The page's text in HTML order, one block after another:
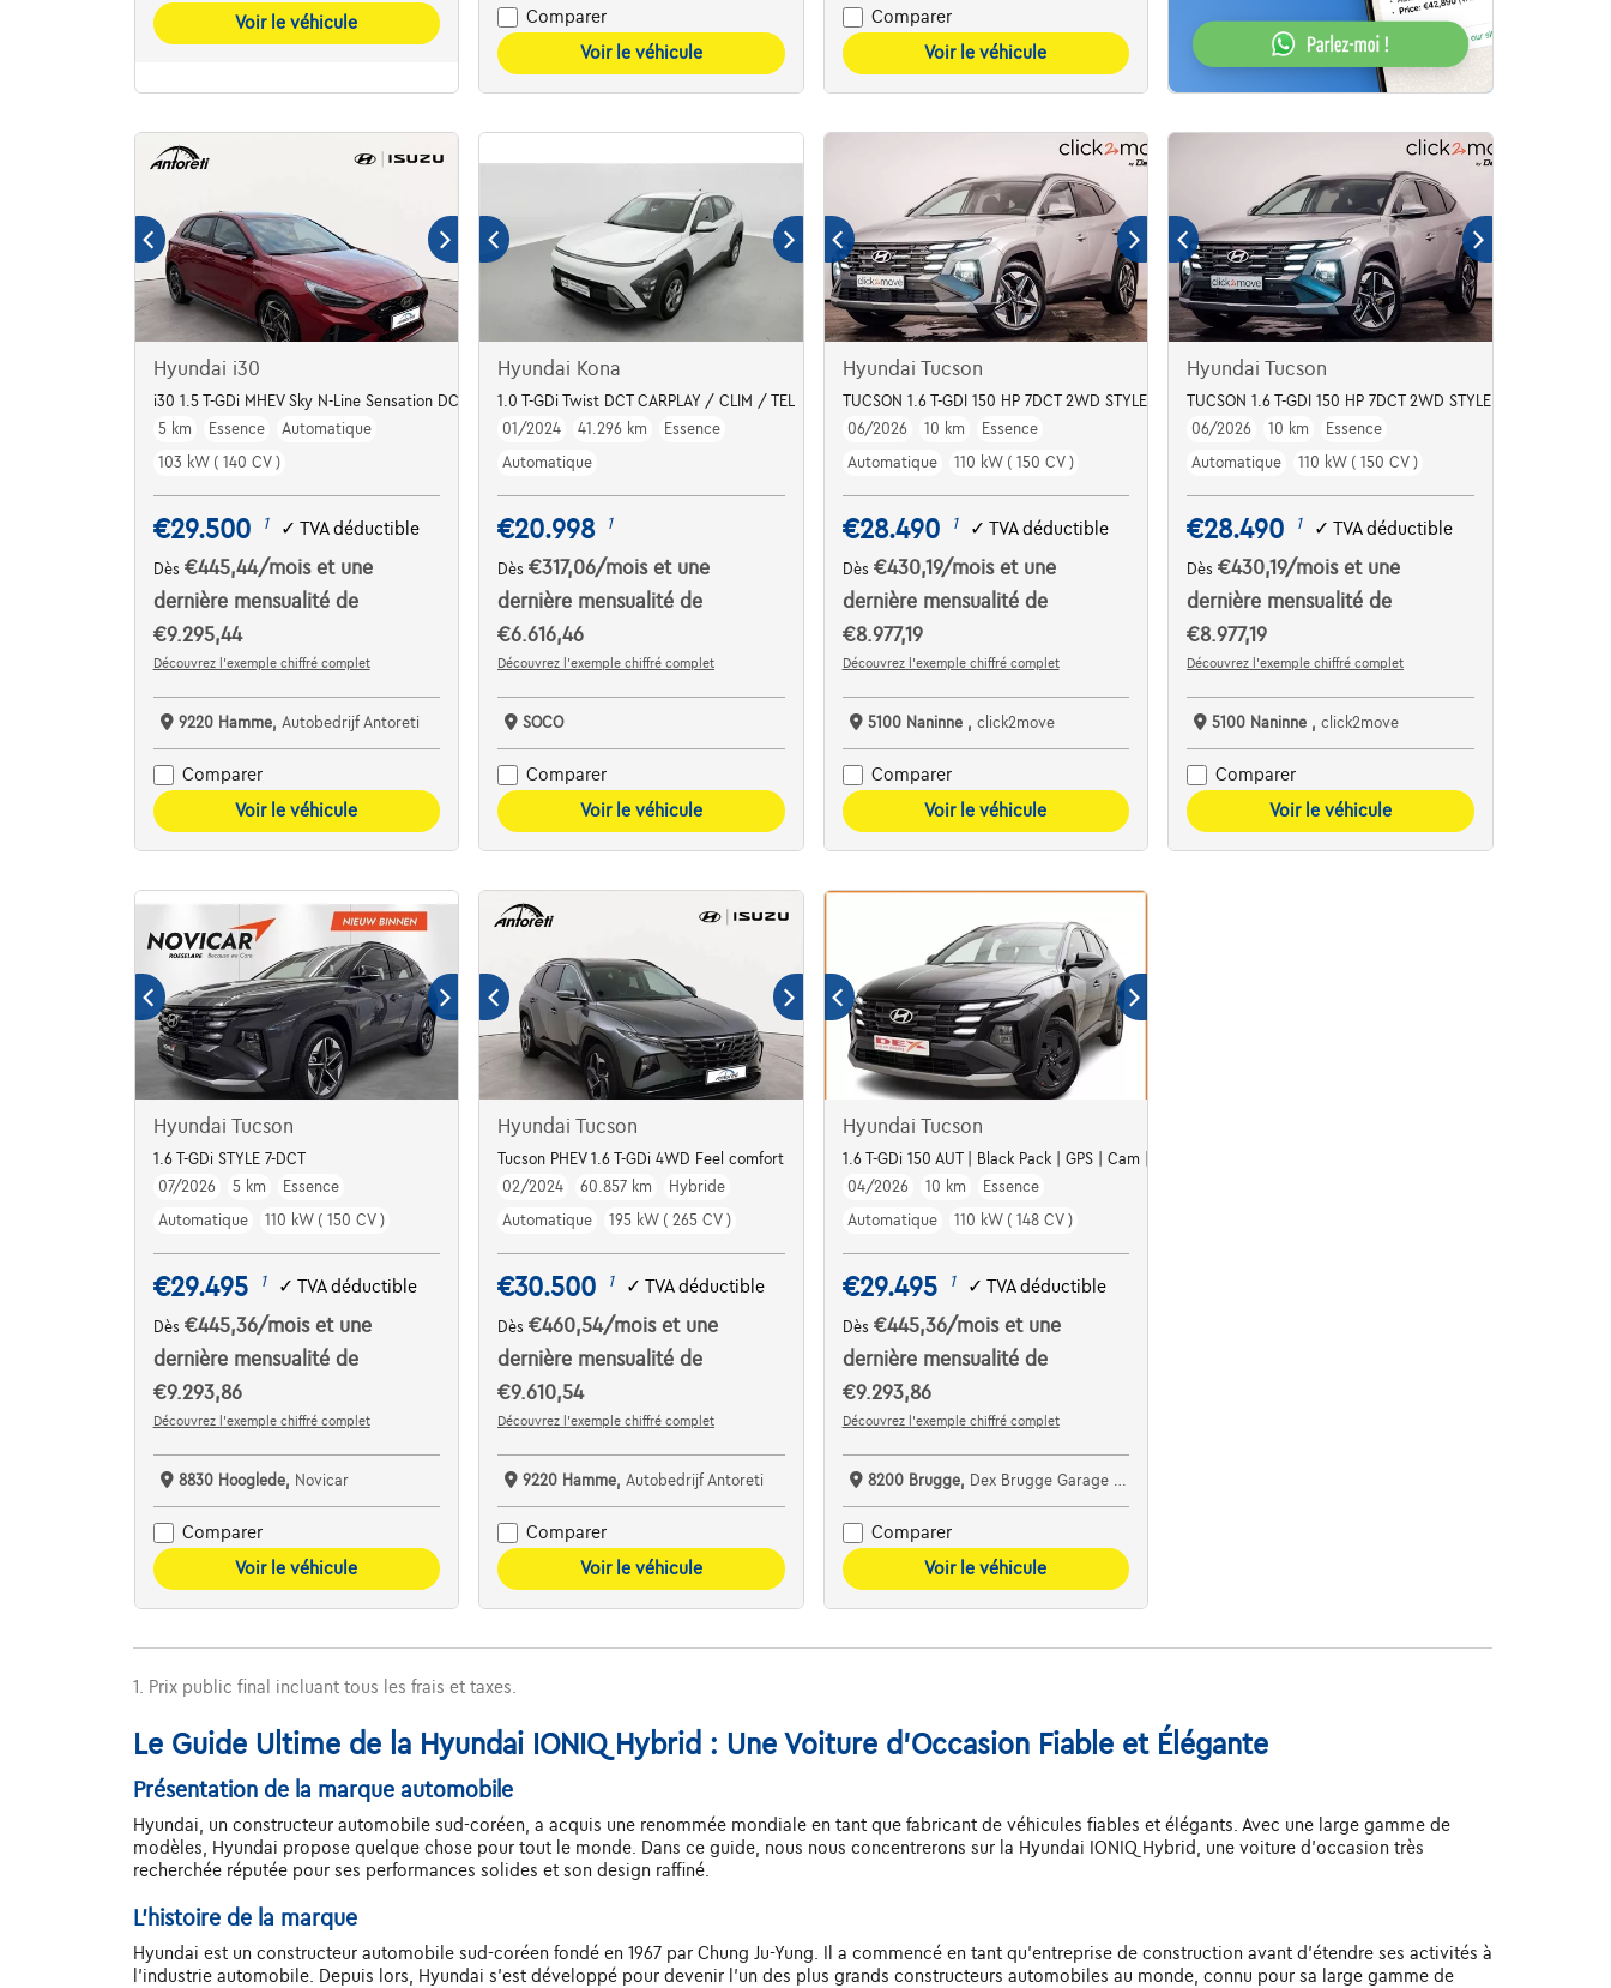
Voir le véhicule
Comparer
Voir le véhicule
Comparer
Voir le véhicule
Hyundai i30
i30 1.5 T-GDi MHEV Sky N-Line Sensation DCT
5 km
Essence
Automatique
103 kW ( 140 CV )
€29.500 1 ✓ TVA déductible
Dès €445,44/mois et une
dernière mensualité de
€9.295,44
Découvrez l’exemple chiffré complet
9220 Hamme, Autobedrijf Antoreti
Comparer
Voir le véhicule
Hyundai Kona
1.0 T-GDi Twist DCT CARPLAY / CLIM / TEL
01/2024
41.296 km
Essence
Automatique
€20.998 1
Dès€317,06/moiset une
dernière mensualité de
€6.616,46
Découvrez l’exemple chiffré complet
SOCO
Comparer
Voir le véhicule
Hyundai Tucson
TUCSON 1.6 T-GDI 150 HP 7DCT 2WD STYLE MY27 Incl. Smart Key - ACC - Alloy 18" - LED - Navi - BSM - C
06/2026
10 km
Essence
Automatique
110 kW ( 150 CV )
€28.490 1 ✓ TVA déductible
Dès €430,19/mois et une
dernière mensualité de
€8.977,19
Découvrez l’exemple chiffré complet
5100 Naninne , click2move
Comparer
Voir le véhicule
Hyundai Tucson
TUCSON 1.6 T-GDI 150 HP 7DCT 2WD STYLE MY27 Incl.
06/2026
10 km
Essence
Automatique
110 kW ( 150 CV )
€28.490 1 ✓TVA déductible
Dès€430,19/moiset une
dernière mensualité de
€8.977,19
Découvrez l’exemple chiffré complet
5100 Naninne ,click2move
Comparer
Voir le véhicule
Hyundai Tucson
1.6 T-GDi STYLE 7-DCT
07/2026
5 km
Essence
Automatique
110 kW ( 150 CV )
€29.495 1 ✓ TVA déductible
Dès €445,36/mois et une
dernière mensualité de
€9.293,86
Découvrez l’exemple chiffré complet
8830 Hooglede, Novicar
Comparer
Voir le véhicule
Hyundai Tucson
Tucson PHEV 1.6 T-GDi 4WD Feel comfort
02/2024
60.857 km
Hybride
Automatique
195 kW ( 265 CV )
€30.500 1 ✓TVA déductible
Dès€460,54/moiset une
dernière mensualité de
€9.610,54
Découvrez l’exemple chiffré complet
9220 Hamme, Autobedrijf Antoreti
Comparer
Voir le véhicule
Hyundai Tucson
1.6 T-GDi 150 AUT | Black Pack | GPS | Cam | Winter Pack Hyundai Tucson 1.6 T-GDi 150 pk Automaat S
04/2026
10 km
Essence
Automatique
110 kW ( 148 CV )
€29.495 1 ✓ TVA déductible
Dès €445,36/mois et une
dernière mensualité de
€9.293,86
Découvrez l’exemple chiffré complet
8200 Brugge, Dex Brugge Garage Schoutteet nv
Comparer
Voir le véhicule
1. Prix public final incluant tous les frais et taxes.
Le Guide Ultime de la Hyundai IONIQ Hybrid : Une Voiture d'Occasion Fiable et Élégante
Présentation de la marque automobile
Hyundai, un constructeur automobile sud-coréen, a acquis une renommée mondiale en tant que fabricant de véhicules fiables et élégants. Avec une large gamme de
modèles, Hyundai propose quelque chose pour tout le monde. Dans ce guide, nous nous concentrerons sur la Hyundai IONIQ Hybrid, une voiture d'occasion très
recherchée réputée pour ses performances solides et son design raffiné.
L'histoire de la marque
Hyundai est un constructeur automobile sud-coréen fondé en 1967 par Chung Ju-Yung. Il a commencé en tant qu'entreprise de construction avant d'étendre ses activités à
l'industrie automobile. Depuis lors, Hyundai s'est développé pour devenir l'un des plus grands constructeurs automobiles au monde, connu pour sa large gamme de